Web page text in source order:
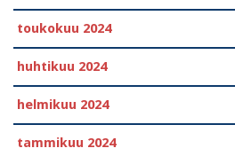
toukokuu 2024
huhtikuu 2024
helmikuu 2024
tammikuu 2024